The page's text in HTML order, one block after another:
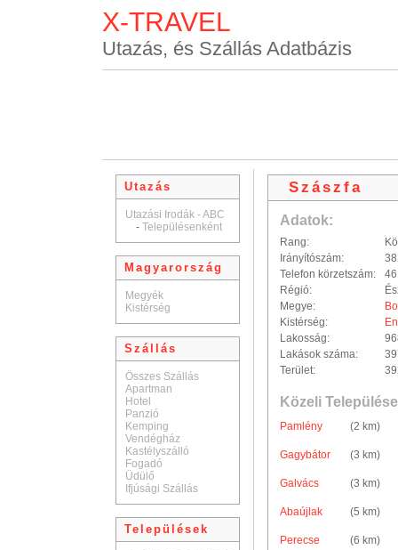
X-TRAVEL
Utazás, és Szállás Adatbázis
Utazás
Utazási Irodák - ABC
- Településenként
Magyarország
Megyék
Kistérség
Szállás
Összes Szállás
Apartman
Hotel
Panzió
Kemping
Vendégház
Kastélyszálló
Fogadó
Üdülő
Ifjúsági Szállás
Települések
Szászfa
Adatok:
Rang:
Irányítószám:
Telefon körzetszám:
46
Régió:
Megye:
Kistérség:
Lakosság:
Lakások száma:
Terület:
Közeli
Pamlény (2 km)
Gagybátor (3 km)
Galvács (3 km)
Abaújlak (5 km)
Perecse (6 km)